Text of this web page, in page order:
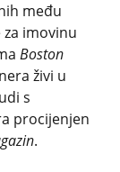
među
imovinu
Boston
živi u
s
procijenjen
.